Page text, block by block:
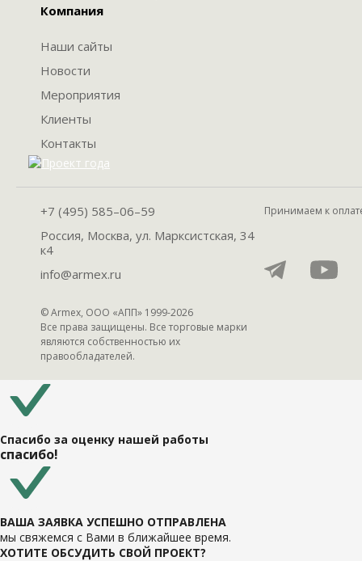
Компания
Наши сайты
Новости
Мероприятия
Клиенты
Контакты
+7 (495) 585–06–59
Россия, Москва, ул. Марксистская, 34
к4
info@armex.ru
© Armex, ООО «АПП» 1999-2026
Все права защищены. Все торговые марки
являются собственностью их
правообладателей.
Принимаем к
Спасибо за оценку нашей работы
спасибо!
ВАША ЗАЯВКА УСПЕШНО ОТПРАВЛЕНА
мы свяжемся с Вами в ближайшее время.
ХОТИТЕ ОБСУДИТЬ СВОЙ ПРОЕКТ?